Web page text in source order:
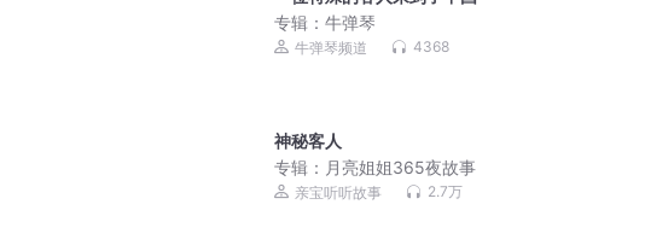
专辑： 牛弹琴
牛弹琴频道 4368
神秘客人
专辑： 月亮姐姐365夜故事
亲宝听听故事 2.7万